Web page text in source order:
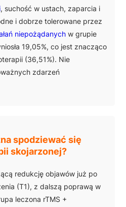
, suchość w ustach, zaparcia i
i dobrze tolerowane przez
niepożądanych w grupie
19,05%, co jest znacząco
(36,51%). Nie
zdarzeń
spodziewać się
skojarzonej?
redukcję objawów już po
(T1), z dalszą poprawą w
leczona rTMS +